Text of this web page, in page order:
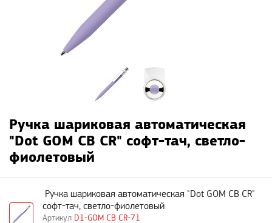
Ручка шариковая автоматическая
"Dot GOM CB CR" софт-тач, светло-
фиолетовый
D1-GOM CB CR-71
Ручка шариковая автоматическая "Dot GOM CB CR"
софт-тач, светло-фиолетовый